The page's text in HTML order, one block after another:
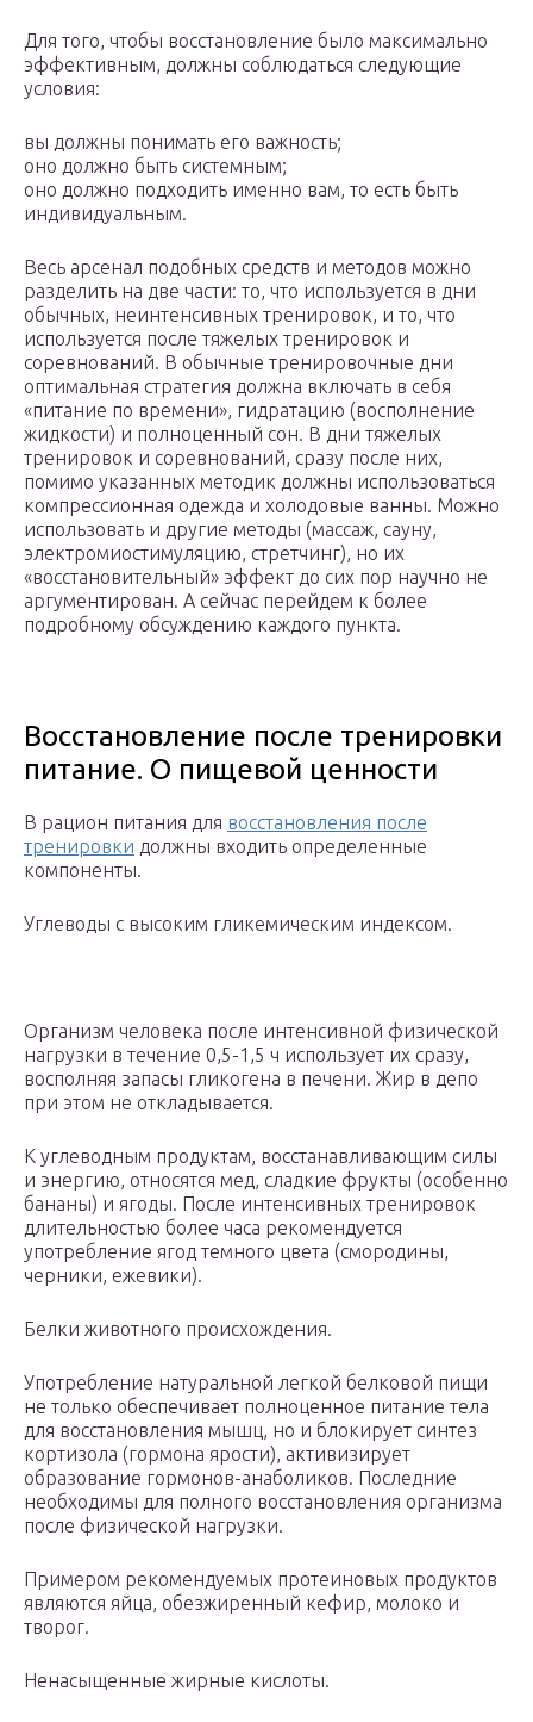
Для того, чтобы восстановление было максимально
эффективным, должны соблюдаться следующие
условия:
вы должны понимать его важность;
оно должно быть системным;
оно должно подходить именно вам, то есть быть
индивидуальным.
Весь арсенал подобных средств и методов можно
разделить на две части: то, что используется в дни
обычных, неинтенсивных тренировок, и то, что
используется после тяжелых тренировок и
соревнований. В обычные тренировочные дни
оптимальная стратегия должна включать в себя
«питание по времени», гидратацию (восполнение
жидкости) и полноценный сон. В дни тяжелых
тренировок и соревнований, сразу после них,
помимо указанных методик должны использоваться
компрессионная одежда и холодовые ванны. Можно
использовать и другие методы (массаж, сауну,
электромиостимуляцию, стретчинг), но их
«восстановительный» эффект до сих пор научно не
аргументирован. А сейчас перейдем к более
подробному обсуждению каждого пункта.
Восстановление после тренировки
питание. О пищевой ценности
В рацион питания для восстановления после
тренировки должны входить определенные
компоненты.
Углеводы с высоким гликемическим индексом.
Организм человека после интенсивной физической
нагрузки в течение 0,5-1,5 ч использует их сразу,
восполняя запасы гликогена в печени. Жир в депо
при этом не откладывается.
К углеводным продуктам, восстанавливающим силы
и энергию, относятся мед, сладкие фрукты (особенно
бананы) и ягоды. После интенсивных тренировок
длительностью более часа рекомендуется
употребление ягод темного цвета (смородины,
черники, ежевики).
Белки животного происхождения.
Употребление натуральной легкой белковой пищи
не только обеспечивает полноценное питание тела
для восстановления мышц, но и блокирует синтез
кортизола (гормона ярости), активизирует
образование гормонов-анаболиков. Последние
необходимы для полного восстановления организма
после физической нагрузки.
Примером рекомендуемых протеиновых продуктов
являются яйца, обезжиренный кефир, молоко и
творог.
Ненасыщенные жирные кислоты.